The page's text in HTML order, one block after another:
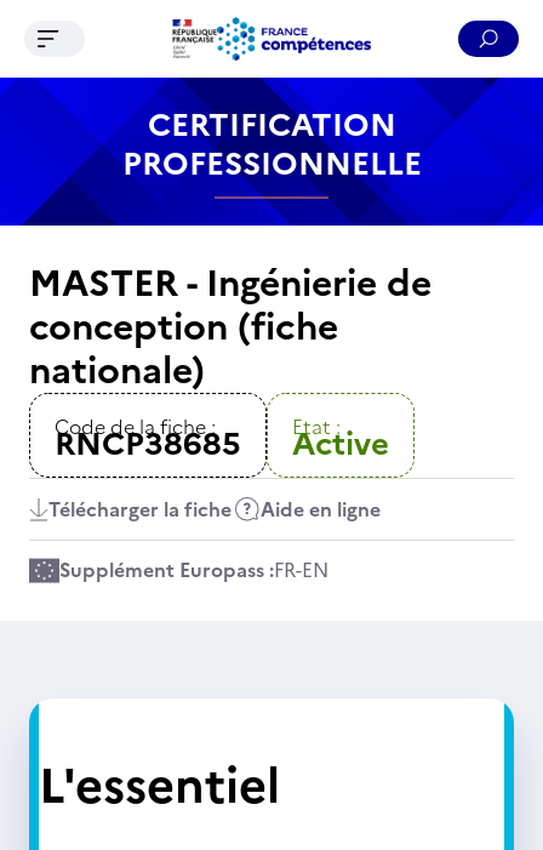
Contenu Recherche Menu Pied de page
Ouvrir le menu de navigation
CERTIFICATION
PROFESSIONNELLE
MASTER - Ingénierie de
conception (fiche
nationale)
Code de la fiche :
RNCP38685 Etat :
Active
Télécharger la fiche Aide en ligne
Supplément Europass :FR-EN
L'essentiel